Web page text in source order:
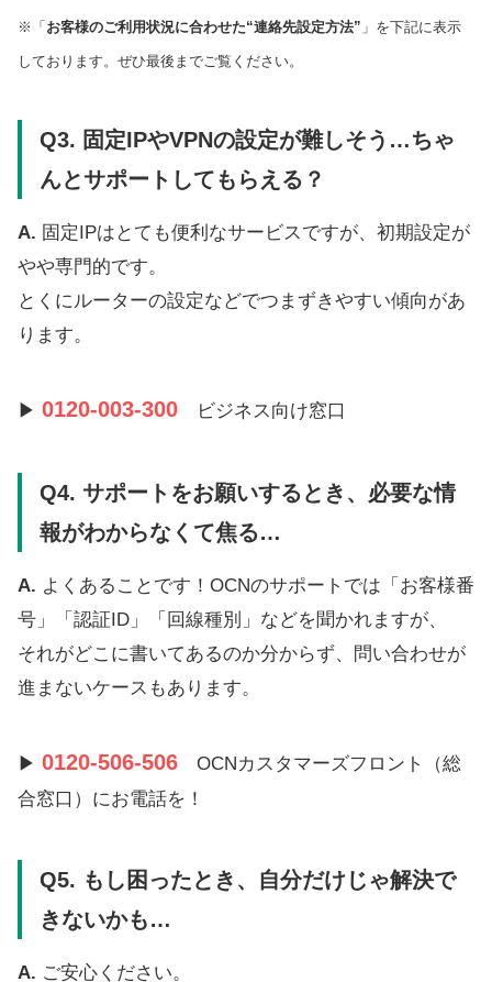
※「お客様のご利用状況に合わせた“連絡先設定方法” 」を下記に表示
しております。ぜひ最後までご覧ください。
Q3. 固定IPやVPNの設定が難しそう…ちゃ
んとサポートしてもらえる？
A. 固定IPはとても便利なサービスですが、初期設定が
やや専門的です。
とくにルーターの設定などでつまずきやすい傾向があ
ります。
▶ 0120-003-300 ビジネス向け窓口
Q4. サポートをお願いするとき、必要な情
報がわからなくて焦る…
A. よくあることです！OCNのサポートでは「お客様番
号」「認証ID」「回線種別」などを聞かれますが、
それがどこに書いてあるのか分からず、問い合わせが
進まないケースもあります。
▶ 0120-506-506 OCNカスタマーズフロント（総
合窓口）にお電話を！
Q5. もし困ったとき、自分だけじゃ解決で
きないかも…
A. ご安心ください。